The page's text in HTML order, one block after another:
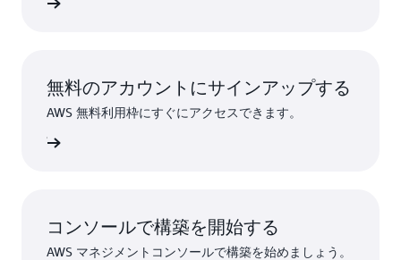
無料のアカウントにサインアップする
AWS 無料利用枠にすぐにアクセスできます。
コンソールで構築を開始する
AWS マネジメントコンソールで構築を始めましょう。